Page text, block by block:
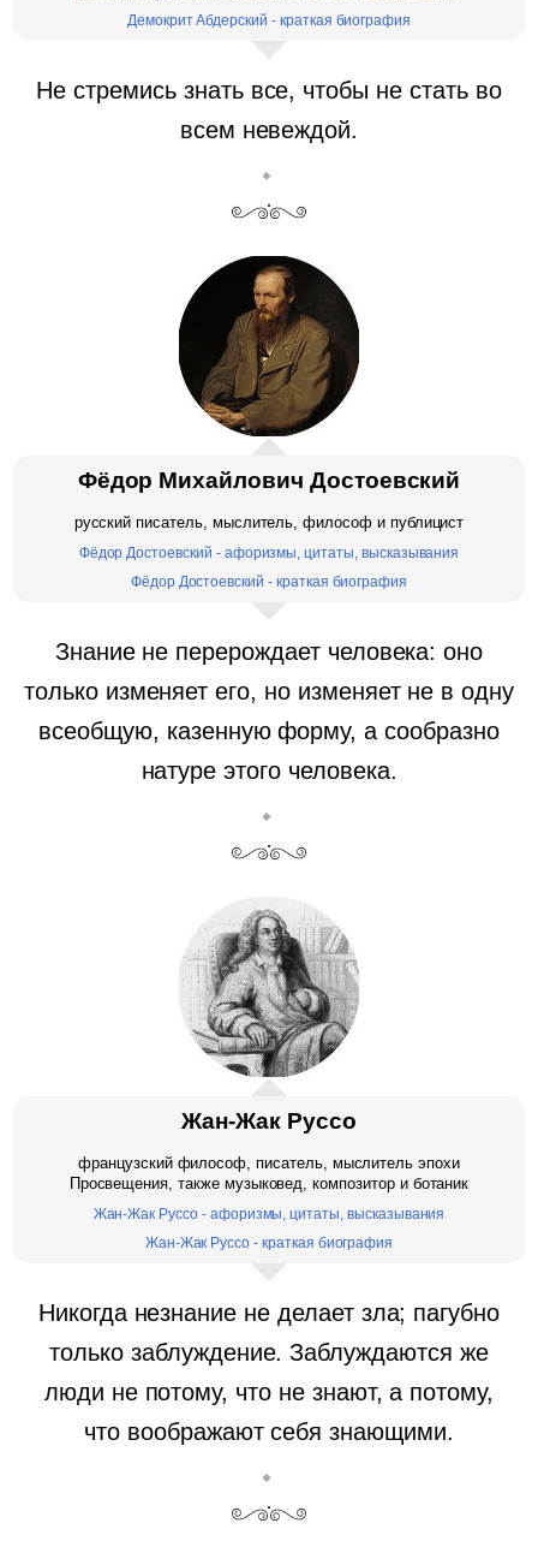
Демокрит Абдерский - краткая биография
Не стремись знать все, чтобы не стать во
всем невеждой.
Фёдор Михайлович Достоевский
русский писатель, мыслитель, философ и публицист
Фёдор Достоевский - афоризмы, цитаты, высказывания
Фёдор Достоевский - краткая биография
Знание не перерождает человека: оно
только изменяет его, но изменяет не в одну
всеобщую, казенную форму, а сообразно
натуре этого человека.
Жан-Жак Руссо
французский философ, писатель, мыслитель эпохи
Просвещения, также музыковед, композитор и ботаник
Жан-Жак Руссо - афоризмы, цитаты, высказывания
Жан-Жак Руссо - краткая биография
Никогда незнание не делает зла; пагубно
только заблуждение. Заблуждаются же
люди не потому, что не знают, а потому,
что воображают себя знающими.